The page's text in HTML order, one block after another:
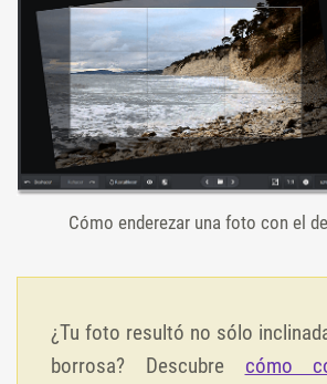
Cómo enderezar una foto con el
¿Tu foto resultó no sólo
borrosa? Descubre cómo